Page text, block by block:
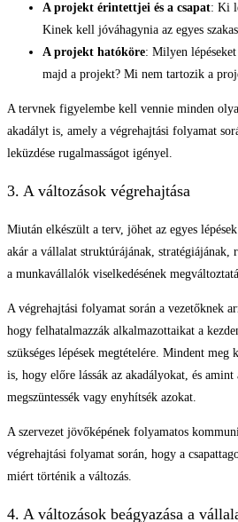
A projekt érintettjei és a csapat: Ki
Kinek kell jóváhagynia az egyes
A projekt hatóköre: Milyen
majd a projekt? Mi nem tartozik a
A tervnek figyelembe kell vennie minden
akadályt is, amely a végrehajtási folyamat
leküzdése rugalmasságot igényel.
3. A változások végrehajtása
Miután elkészült a terv, jöhet az egyes
akár a vállalat struktúrájának, stratégiájának,
a munkavállalók viselkedésének
A végrehajtási folyamat során a vezetőknek
hogy felhatalmazzák alkalmazottaikat a
szükséges lépések megtételére. Mindent meg
is, hogy előre lássák az akadályokat, és
megszüntessék vagy enyhítsék azokat.
A szervezet jövőképének folyamatos
végrehajtási folyamat során, hogy a
miért történik a változás.
4. A változások beágyazása a